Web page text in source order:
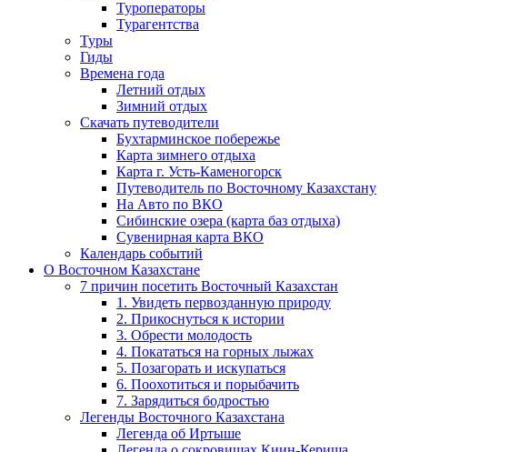
Туроператоры
Турагентства
Туры
Гиды
Времена года
Летний отдых
Зимний отдых
Скачать путеводители
Бухтарминское побережье
Карта зимнего отдыха
Карта г. Усть-Каменогорск
Путеводитель по Восточному Казахстану
На Авто по ВКО
Сибинские озера (карта баз отдыха)
Сувенирная карта ВКО
Календарь событий
О Восточном Казахстане
7 причин посетить Восточный Казахстан
1. Увидеть первозданную природу
2. Прикоснуться к истории
3. Обрести молодость
4. Покататься на горных лыжах
5. Позагорать и искупаться
6. Поохотиться и порыбачить
7. Зарядиться бодростью
Легенды Восточного Казахстана
Легенда об Иртыше